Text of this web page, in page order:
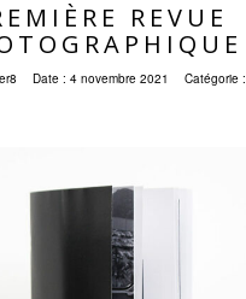
REVUE
Date : 4 novembre 2021 Catégorie :